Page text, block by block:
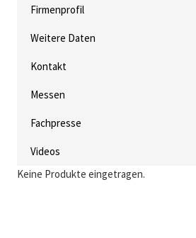
Firmenprofil
Weitere Daten
Kontakt
Messen
Fachpresse
Videos
Keine Produkte eingetragen.